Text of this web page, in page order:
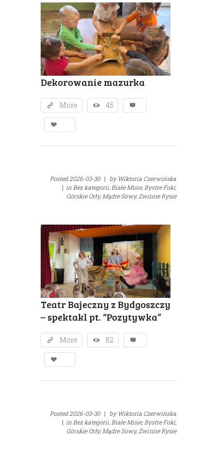
Dekorowanie mazurka
More 45
Posted2026-03-30 | byWiktoria Czerwińska
| in Bez kategorii, Białe Misie, Bystre Foki,
Górskie Orły, Mądre Sowy, Zwinne Rysie
Teatr Bajeczny z Bydgoszczy
– spektakl pt. “Pozytywka”
More 82
Posted2026-03-30 | byWiktoria Czerwińska
| in Bez kategorii, Białe Misie, Bystre Foki,
Górskie Orły, Mądre Sowy, Zwinne Rysie